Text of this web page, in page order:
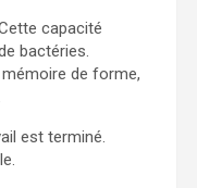
capacité
bactéries.
de forme,
est terminé.